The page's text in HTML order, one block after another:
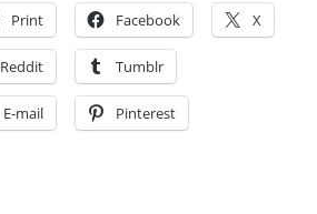
Print Facebook X
Reddit Tumblr
E-mail Pinterest